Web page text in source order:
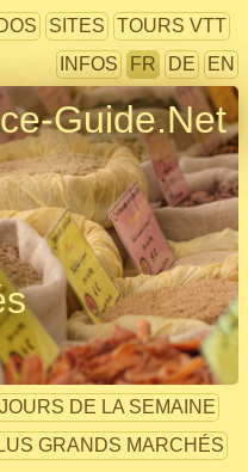
SITES
TOURS VTT
INFOS
FR DE EN
Guide.Net
JOURS DE LA SEMAINE
GRANDS MARCHÉS